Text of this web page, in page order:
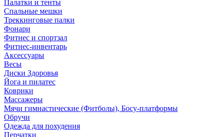
Палатки и тенты
Спальные мешки
Треккинговые палки
Фонари
Фитнес и спортзал
Фитнес-инвентарь
Аксессуары
Весы
Диски Здоровья
Йога и пилатес
Коврики
Массажеры
Мячи гимнастические (Фитболы), Босу-платформы
Обручи
Одежда для похудения
Перчатки